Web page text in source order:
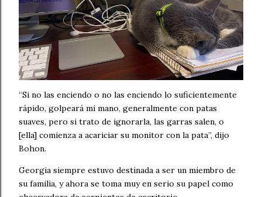
“Si no las enciendo o no las enciendo lo suficientemente
rápido, golpeará mi mano, generalmente con patas
suaves, pero si trato de ignorarla, las garras salen, o
[ella] comienza a acariciar su monitor con la pata”, dijo
Bohon.
Georgia siempre estuvo destinada a ser un miembro de
su familia, y ahora se toma muy en serio su papel como